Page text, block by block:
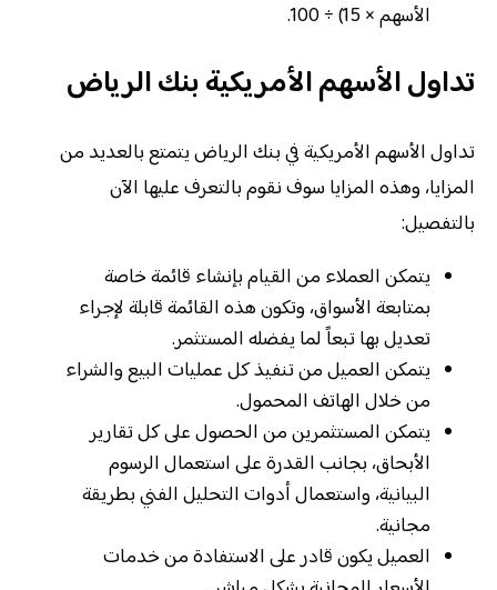
الأسهم × 15) ÷ 100.
تداول الأسهم الأمريكية بنك الرياض
تداول الأسهم الأمريكية في بنك الرياض يتمتع بالعديد من
المزايا، وهذه المزايا سوف نقوم بالتعرف عليها الآن
بالتفصيل:
يتمكن العملاء من القيام بإنشاء قائمة خاصة
بمتابعة الأسواق، وتكون هذه القائمة قابلة لإجراء
تعديل بها تبعاً لما يفضله المستثمر.
يتمكن العميل من تنفيذ كل عمليات البيع والشراء
من خلال الهاتف المحمول.
يتمكن المستثمرين من الحصول على كل تقارير
الأبحاق، بجانب القدرة على استعمال الرسوم
البيانية، واستعمال أدوات التحليل الفني بطريقة
مجانية.
العميل يكون قادر على الاستفادة من خدمات